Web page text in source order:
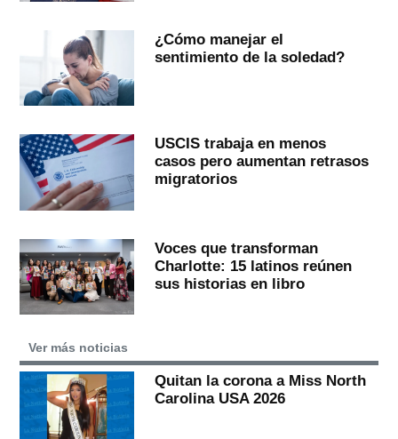
¿Cómo manejar el
sentimiento de la soledad?
USCIS trabaja en menos
casos pero aumentan retrasos
migratorios
Voces que transforman
Charlotte: 15 latinos reúnen
sus historias en libro
Ver más noticias
Quitan la corona a Miss North
Carolina USA 2026